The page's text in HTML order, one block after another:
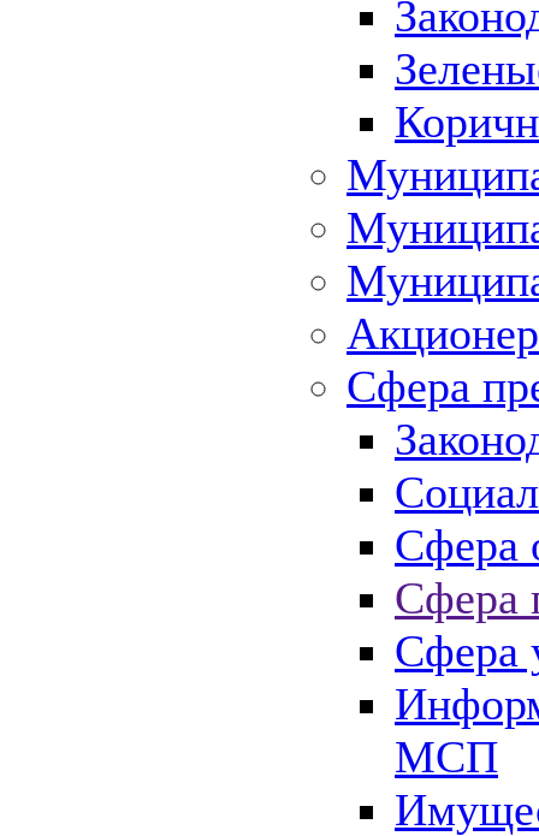
Сфера
Сфера
Сфера
Сфера
МСП